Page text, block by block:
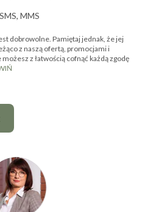
MMS
dobrowolne. Pamiętaj jednak, że jej
z naszą ofertą, promocjami i
z łatwością cofnąć każdą zgodę